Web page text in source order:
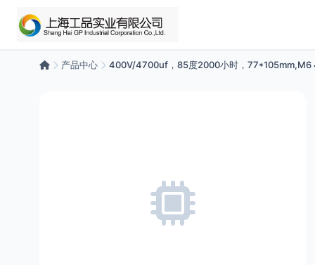
产品中心 400V/4700uf，85度2000小时，77*105mm,M6